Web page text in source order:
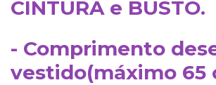
CINTURA e BUSTO.
- Comprimento
vestido(máximo 65